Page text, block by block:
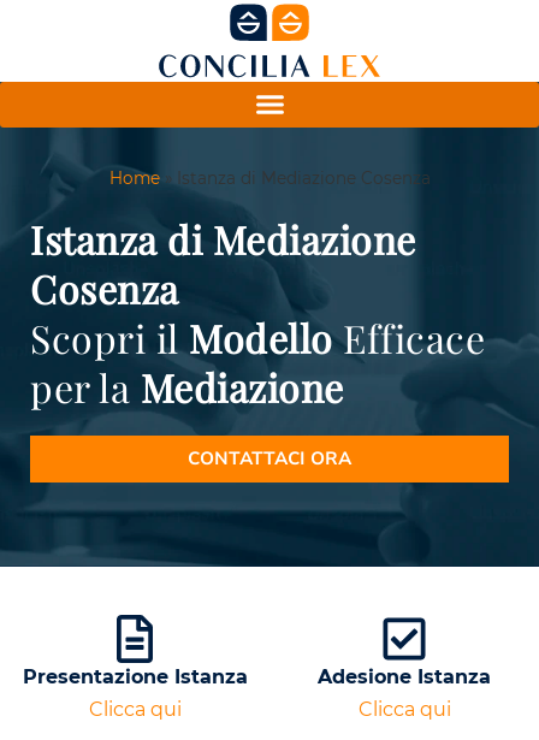
Home» Istanza di Mediazione Cosenza
Istanza di Mediazione
Cosenza
Scopri ilModelloEfficace
per la Mediazione
CONTATTACI ORA
Presentazione Istanza
Clicca qui
Adesione Istanza
Clicca qui